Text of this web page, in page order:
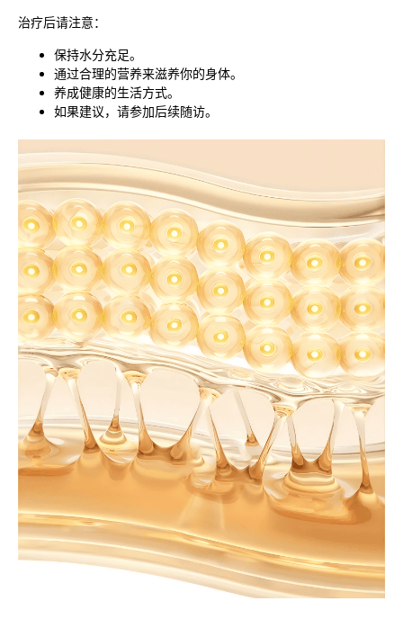
治疗后请注意：
保持水分充足。
通过合理的营养来滋养你的身体。
养成健康的生活方式。
如果建议，请参加后续随访。